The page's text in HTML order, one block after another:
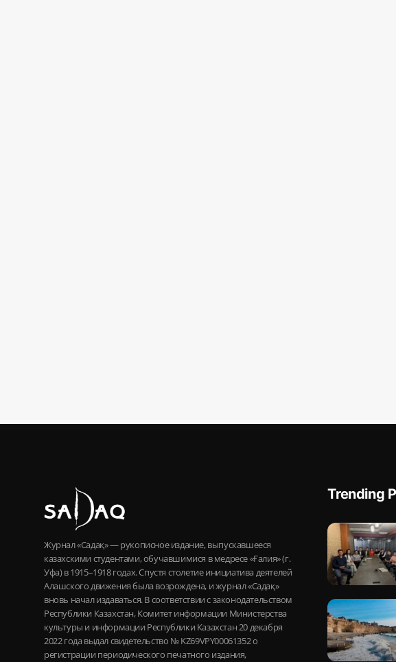
Журнал «Садақ» — рукописное издание, выпускавшееся
казахскими студентами, обучавшимися в медресе «Ғалия» (г.
Уфа) в 1915–1918 годах. Спустя столетие инициатива деятелей
Алашского движения была возрождена, и журнал «Садақ»
вновь начал издаваться. В соответствии с законодательством
Республики Казахстан, Комитет информации Министерства
культуры и информации Республики Казахстан 20 декабря
2022 года выдал свидетельство № KZ69VPY00061352 о
регистрации периодического печатного издания,
Trending